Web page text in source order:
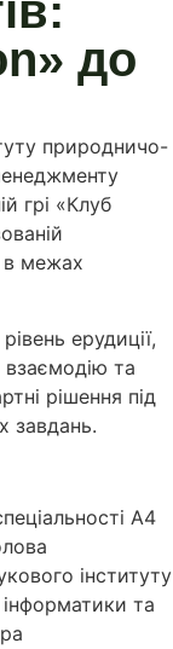
до
природничо-
грі «Клуб
в межах
ерудиції,
взаємодію та
рішення під
завдань.
А4
інституту
та